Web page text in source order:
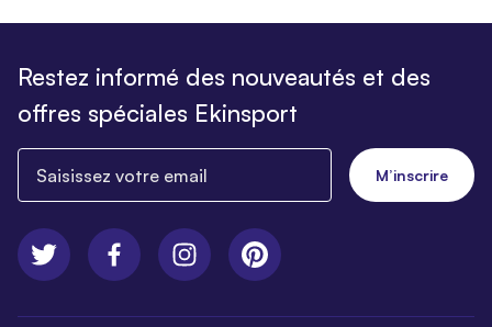
Restez informé des nouveautés et des
offres spéciales Ekinsport
M’inscrire